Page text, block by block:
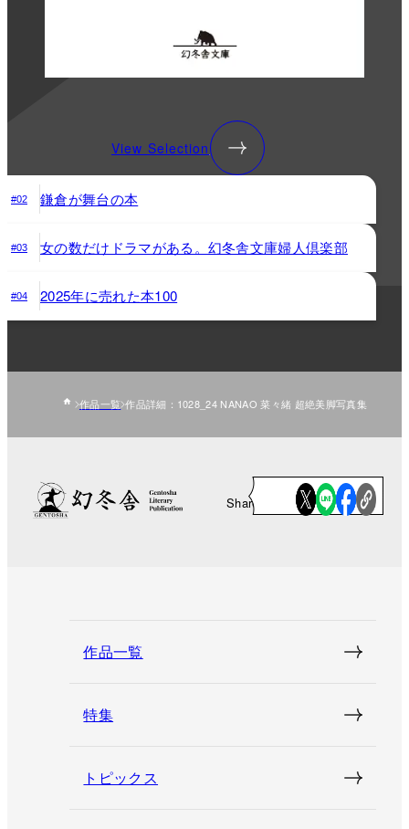
View Selection
#02 鎌倉が舞台の本
#03 女の数だけドラマがある。幻冬舎文庫婦人倶楽部
#04 2025年に売れた本100
作品一覧 作品詳細：1028_24 NANAO 菜々緒 超絶美脚写真集
Share
作品一覧
特集
トピックス